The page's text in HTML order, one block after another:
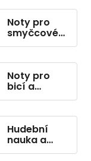
Noty pro
smyčcové
nástroje
Noty pro
bicí a
perkusní
Hudební
nauka a
literatura